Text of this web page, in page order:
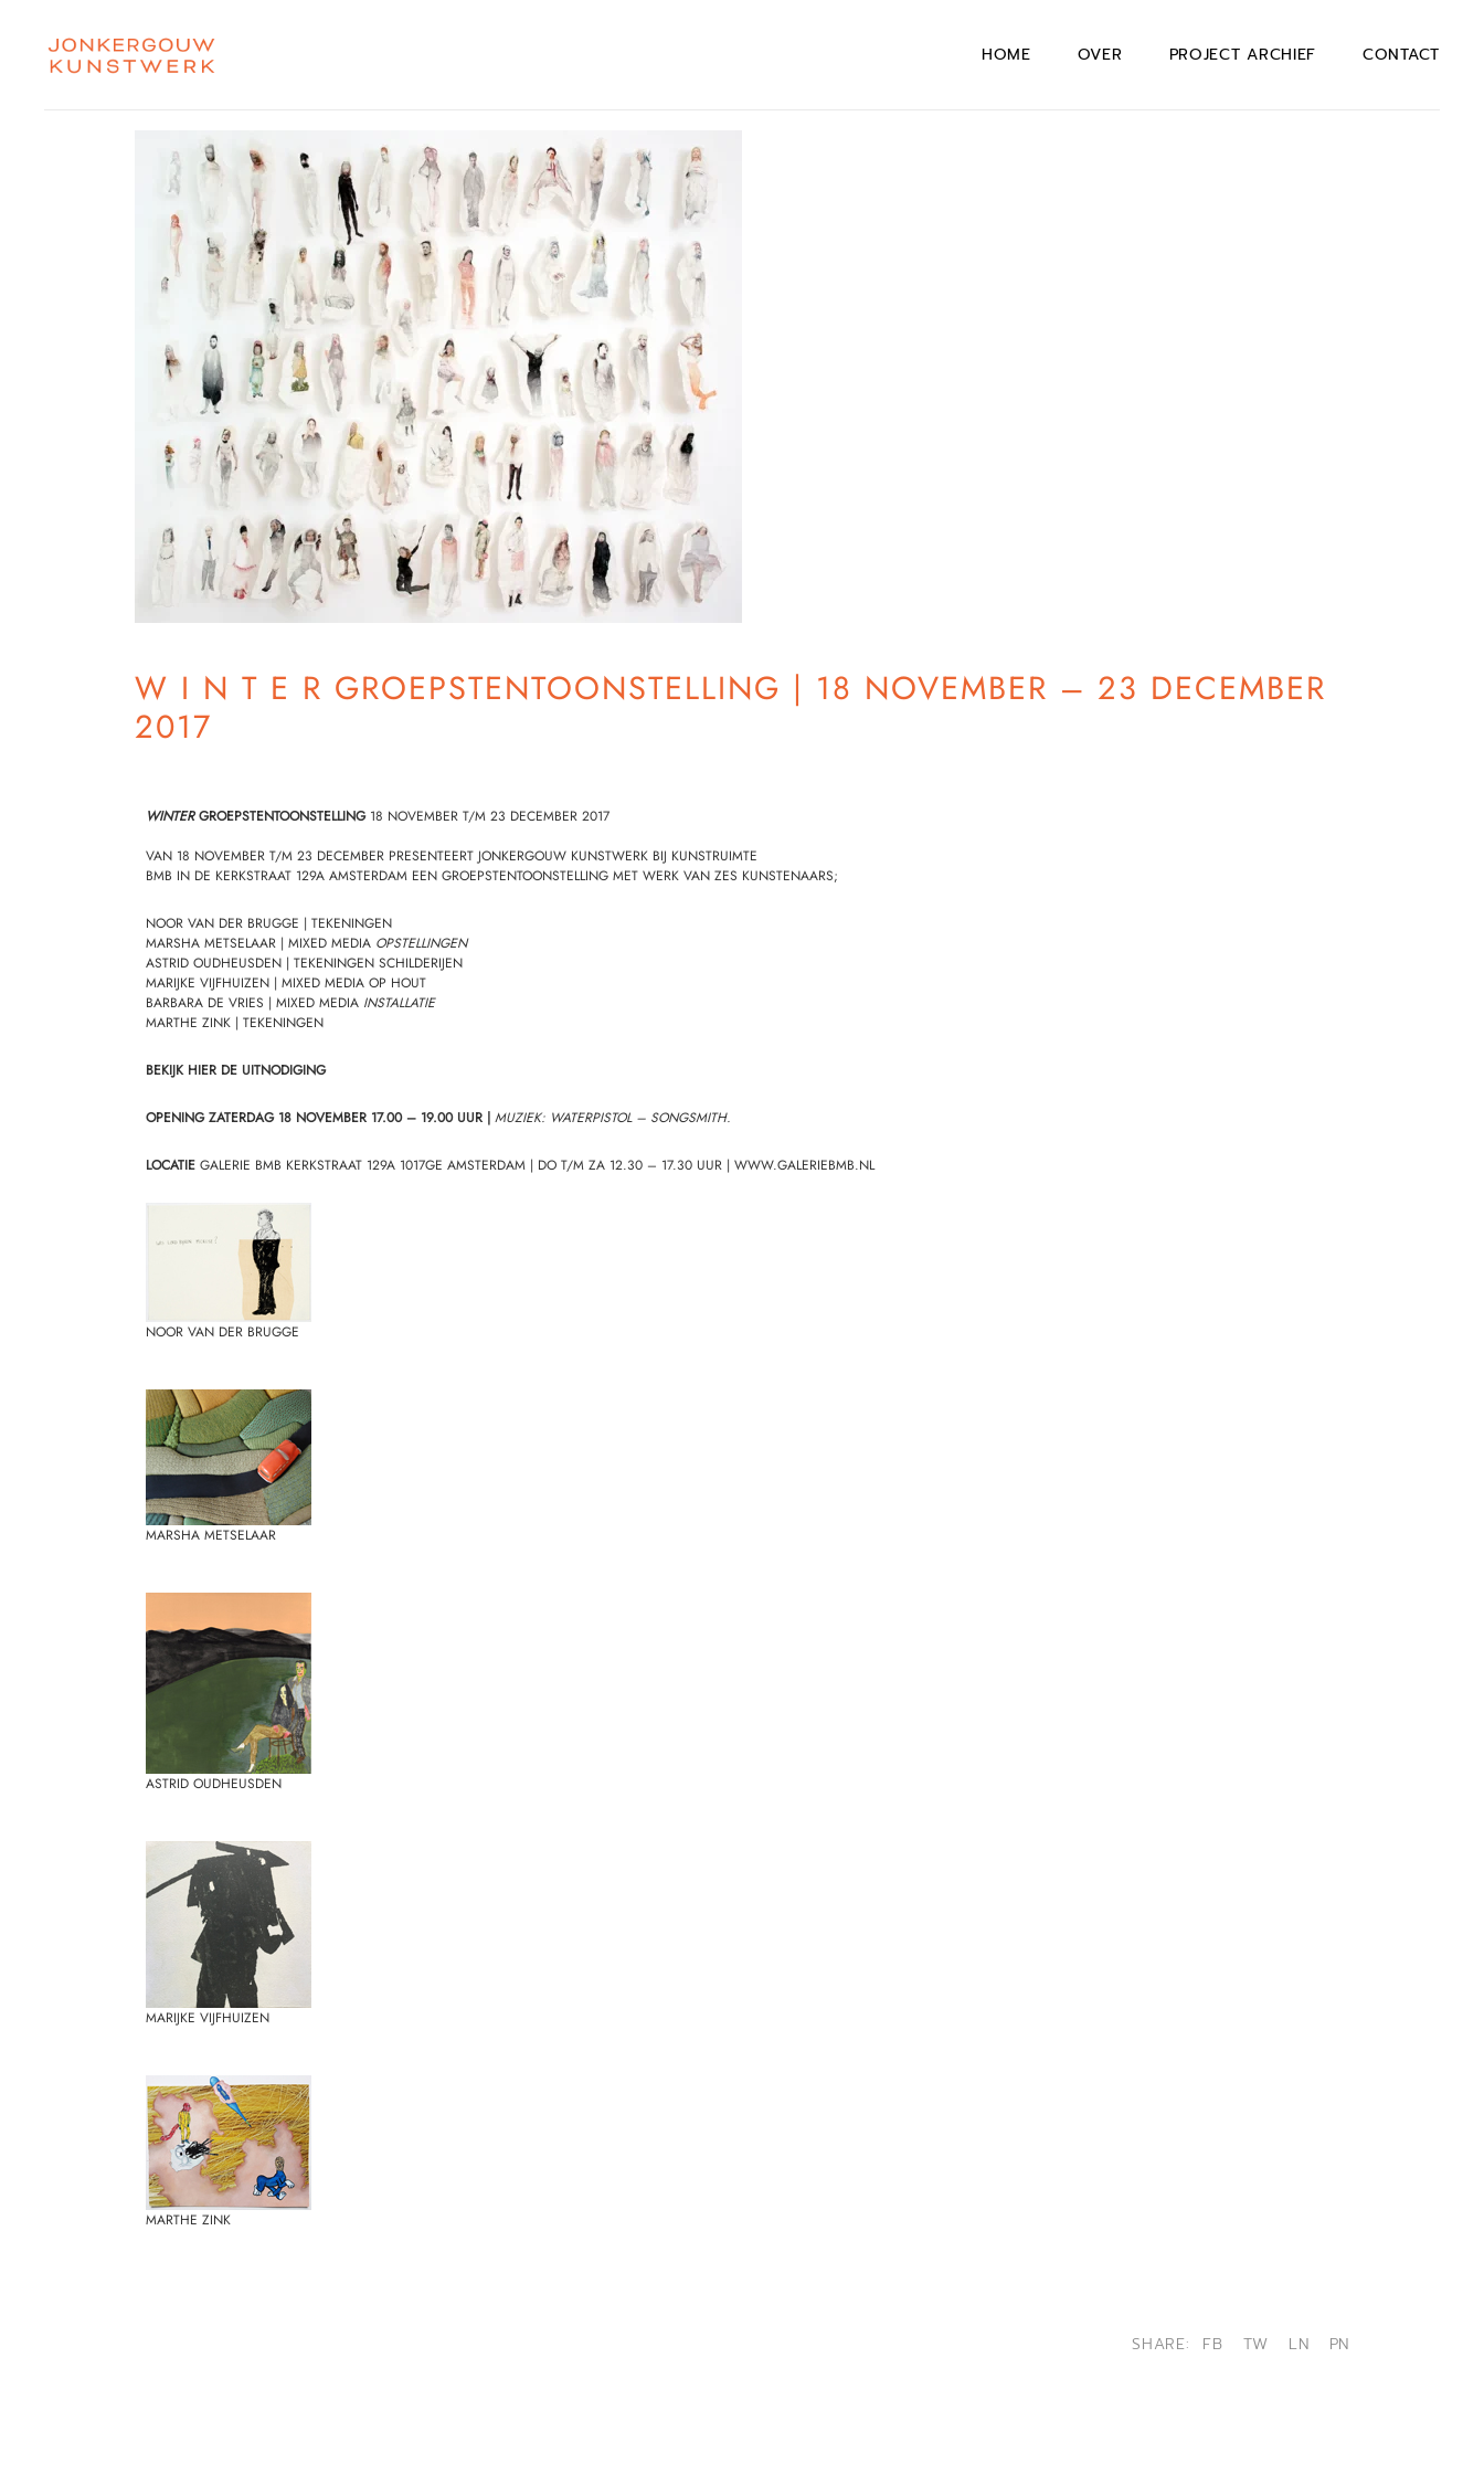
HOME OVER PROJECT ARCHIEF CONTACT
W I N T E R GROEPSTENTOONSTELLING | 18 NOVEMBER – 23 DECEMBER
2017
WINTERGROEPSTENTOONSTELLING 18 NOVEMBER T/M 23 DECEMBER 2017
VAN 18 NOVEMBER T/M 23 DECEMBER PRESENTEERT JONKERGOUW KUNSTWERK BIJ KUNSTRUIMTE
BMB IN DE KERKSTRAAT 129A AMSTERDAM EEN GROEPSTENTOONSTELLING MET WERK VAN ZES KUNSTENAARS;
NOOR VAN DER BRUGGE | TEKENINGEN
MARSHA METSELAAR | MIXED MEDIA OPSTELLINGEN
ASTRID OUDHEUSDEN | TEKENINGEN SCHILDERIJEN
MARIJKE VIJFHUIZEN | MIXED MEDIA OP HOUT
BARBARA DE VRIES | MIXED MEDIA INSTALLATIE
MARTHE ZINK | TEKENINGEN
BEKIJK HIER DE UITNODIGING
OPENING ZATERDAG 18 NOVEMBER 17.00 – 19.00 UUR | MUZIEK: WATERPISTOL – SONGSMITH.
LOCATIE GALERIE BMB KERKSTRAAT 129A 1017GE AMSTERDAM | DO T/M ZA 12.30 – 17.30 UUR | WWW.GALERIEBMB.NL
NOOR VAN DER BRUGGE
MARSHA METSELAAR
ASTRID OUDHEUSDEN
MARIJKE VIJFHUIZEN
MARTHE ZINK
SHARE: FB TW LN PN